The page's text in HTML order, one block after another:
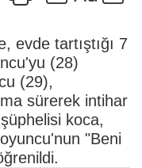
evde tartıştığı 7
(28)
(29),
sürerek intihar
koca,
"Beni